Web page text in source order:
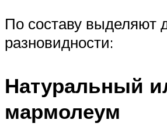
По составу выделяют
разновидности:
Натуральный
мармолеум